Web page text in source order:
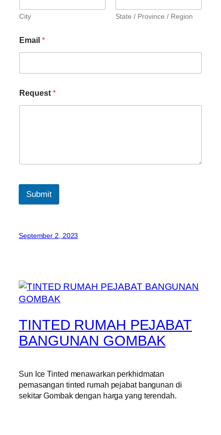
City State / Province / Region
Email *
Request *
Submit
September 2, 2023
TINTED RUMAH PEJABAT
BANGUNAN GOMBAK
Sun Ice Tinted menawarkan perkhidmatan
pemasangan tinted rumah pejabat bangunan di
sekitar Gombak dengan harga yang terendah.